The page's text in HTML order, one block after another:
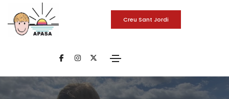
Creu Sant Jordi